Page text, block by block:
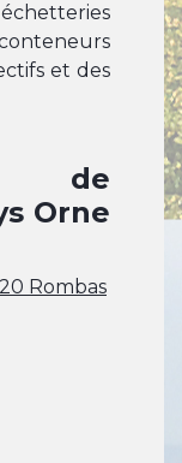
et des
de
Orne
Rombas